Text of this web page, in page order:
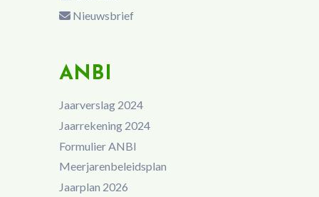
Nieuwsbrief
ANBI
Jaarverslag 2024
Jaarrekening 2024
Formulier ANBI
Meerjarenbeleidsplan
Jaarplan 2026